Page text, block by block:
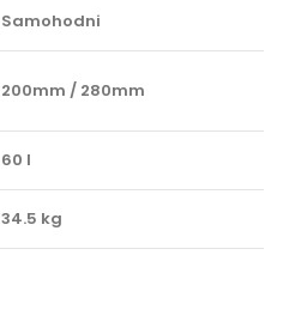
Samohodni
200mm / 280mm
60 l
34.5 kg